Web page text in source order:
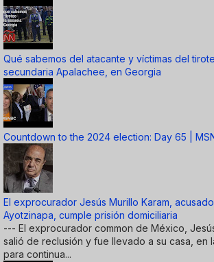
Qué sabemos del atacante y víctimas del
secundaria Apalachee, en Georgia
Countdown to the 2024 election: Day 65 |
El exprocurador Jesús Murillo Karam,
Ayotzinapa, cumple prisión domiciliaria
--- El exprocurador common de México,
salió de reclusión y fue llevado a su casa, en
para continua...